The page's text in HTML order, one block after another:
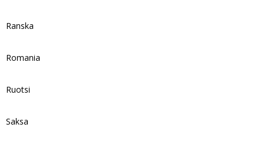
Ranska
Romania
Ruotsi
Saksa